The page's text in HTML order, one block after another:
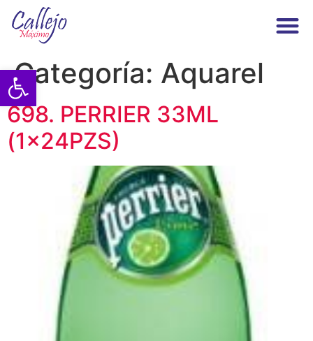
Abrir barra de herramientas
Categoría: Aquarel
698. PERRIER 33ML
(1x24PZS)